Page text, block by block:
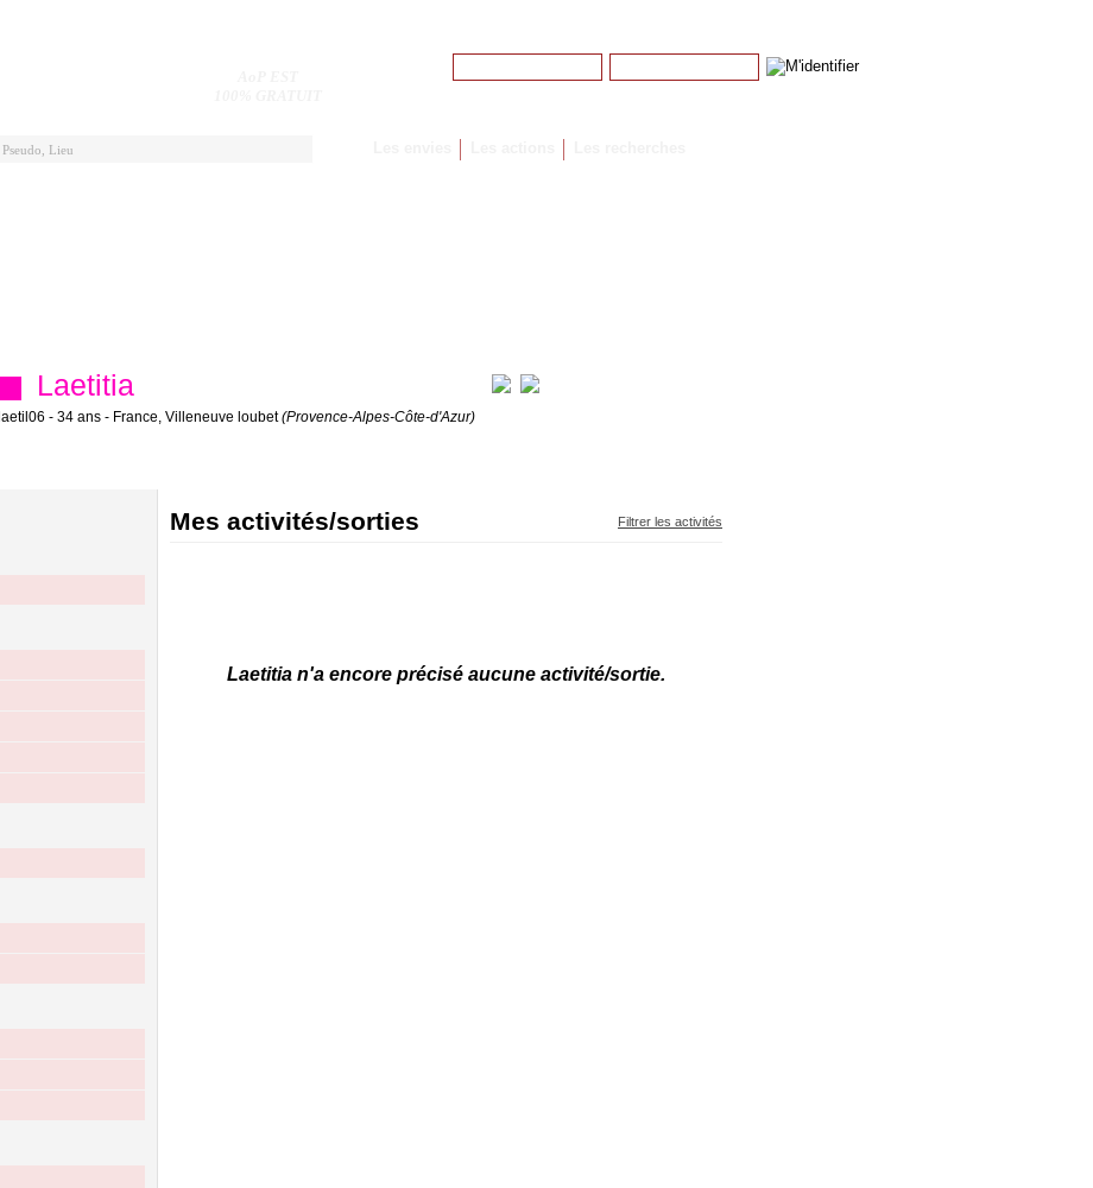
Laetitia
laetil06 - 34 ans - France, Villeneuve loubet(Provence-Alpes-Côte-d'Azur)
Mes activités/sorties Filtrer les activités
Laetitia n'a encore précisé aucune activité/sortie.